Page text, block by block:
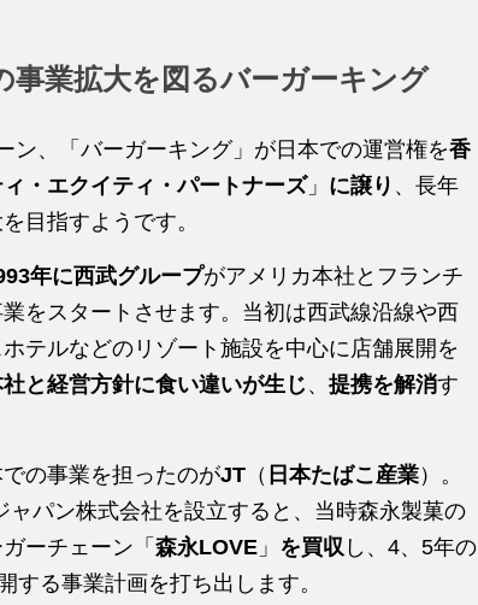
事業拡大を図るバーガーキング
ン、「バーガーキング」が日本での運営権を香
・エクイティ・パートナーズ」 に譲り 、長年
目指すようです。
年に西武グループがアメリカ本社とフランチ
をスタートさせます。当初は西武線沿線や西
テルなどのリゾート施設を中心に店舗展開を
と経営方針に食い違いが生じ、 提携を解消す
の事業を担ったのがJT （ 日本たばこ産業）。
パン株式会社を設立すると、当時森永製菓の
ーチェーン「 森永LOVE 」 を買収 し、4、5年の
する事業計画を打ち出します。